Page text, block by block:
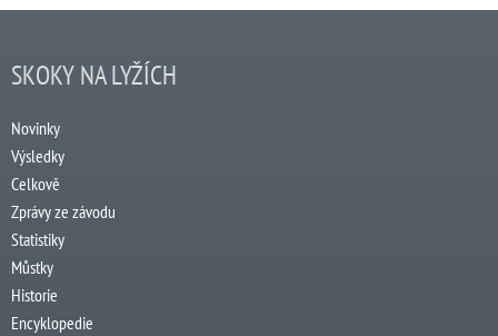
SKOKY NA LYŽÍCH
Novinky
Výsledky
Celkově
Zprávy ze závodu
Statistiky
Můstky
Historie
Encyklopedie